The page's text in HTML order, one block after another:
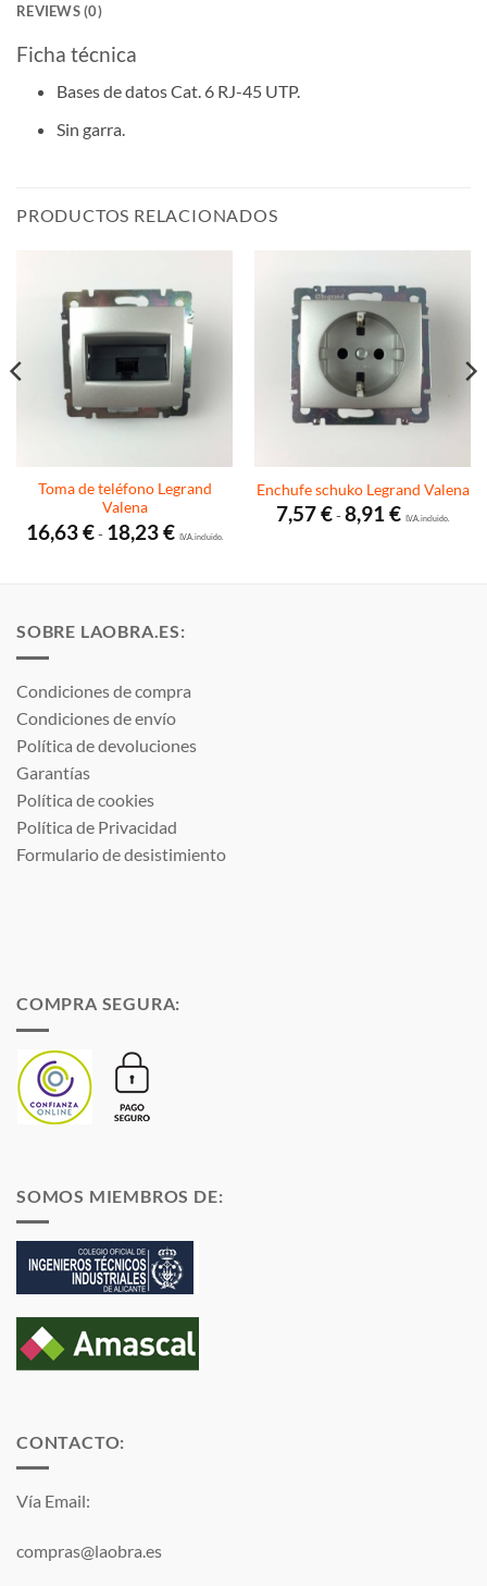
REVIEWS (0)
Ficha técnica
Bases de datos Cat. 6 RJ-45 UTP.
Sin garra.
PRODUCTOS RELACIONADOS
Toma de teléfono Legrand
Valena
16,63€- 18,23€Rango
de
I.V.A. incluido.
Enchufe schuko Legrand Valena
7,57€-8,91€Rango
de
I.V.A. incluido.
SOBRE LAOBRA.ES:
Condiciones de compra
Condiciones de envío
Política de devoluciones
Garantías
Política de cookies
Política de Privacidad
Formulario de desistimiento
COMPRA SEGURA:
SOMOS MIEMBROS DE:
CONTACTO:
Vía Email:
compras@laobra.es